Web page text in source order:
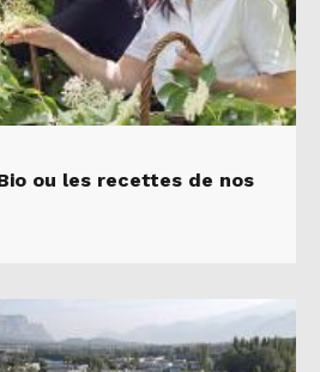
ou les recettes de nos